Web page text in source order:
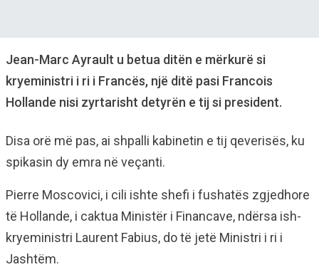
Jean-Marc Ayrault u betua ditën e mërkurë si
kryeministri i ri i Francës, një ditë pasi Francois
Hollande nisi zyrtarisht detyrën e tij si president.
Disa orë më pas, ai shpalli kabinetin e tij qeverisës, ku
spikasin dy emra në veçanti.
Pierre Moscovici, i cili ishte shefi i fushatës zgjedhore
të Hollande, i caktua Ministër i Financave, ndërsa ish-
kryeministri Laurent Fabius, do të jetë Ministri i ri i
Jashtëm.